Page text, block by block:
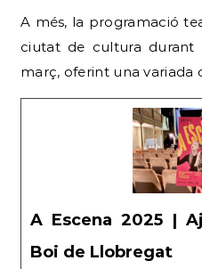
A més, la programació
ciutat de cultura durant
març, oferint una variada
A Escena 2025 |
Boi de Llobregat